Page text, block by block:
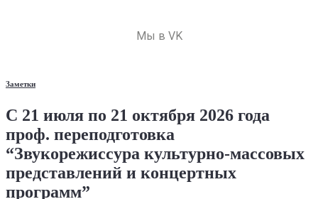
Мы в VK
Заметки
С 21 июля по 21 октября 2026 года
проф. переподготовка
“Звукорежиссура культурно-массовых
представлений и концертных
программ”